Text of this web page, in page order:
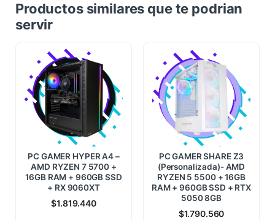
Productos similares que te podrian
servir
PC GAMER HYPER A4 –
AMD RYZEN 7 5700 +
16GB RAM + 960GB SSD
+ RX 9060XT
$1.819.440
PC GAMER SHARE Z3
(Personalizada)- AMD
RYZEN 5 5500 + 16GB
RAM + 960GB SSD + RTX
5050 8GB
$1.790.560